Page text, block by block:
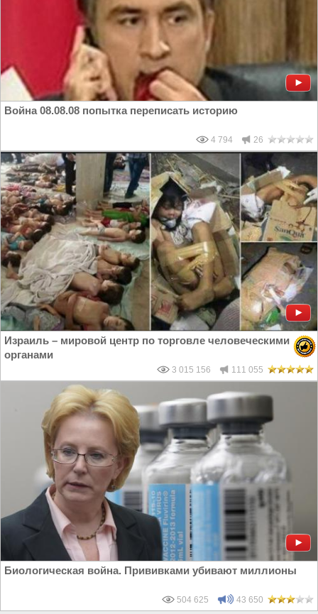
Война 08.08.08 попытка переписать историю
4 794 26
Израиль – мировой центр по торговле человеческими
органами
3 015 156 111 055
Биологическая война. Прививками убивают миллионы
504 625 43 650